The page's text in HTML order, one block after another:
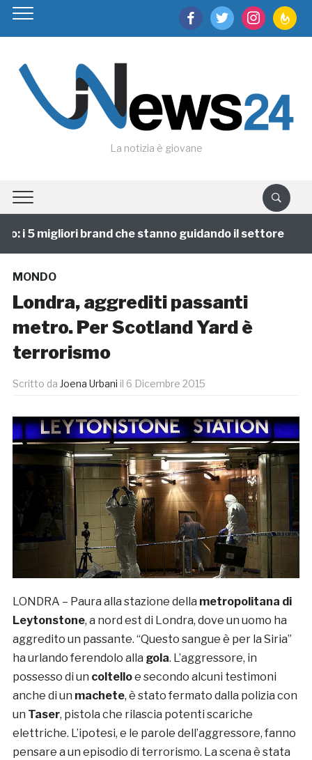
facebooktwitter instagram
La notizia è giovane
i 5 migliori brand che stanno guidando il settore
MONDO
Londra, aggrediti passanti
metro. Per Scotland Yard è
terrorismo
Scritto da Joena Urbani il 6 Dicembre 2015
LONDRA – Paura alla stazione della metropolitana di
Leytonstone, a nord est di Londra, dove un uomo ha
aggredito un passante. “Questo sangue è per la Siria”
ha urlando ferendolo alla gola. L’aggressore, in
possesso di un coltelloe secondo alcuni testimoni
anche di un machete, è stato fermato dalla polizia con
un Taser, pistola che rilascia potenti scariche
elettriche. L’ipotesi, e le parole dell’aggressore, fanno
pensare a un episodio di terrorismo. La scena è stata